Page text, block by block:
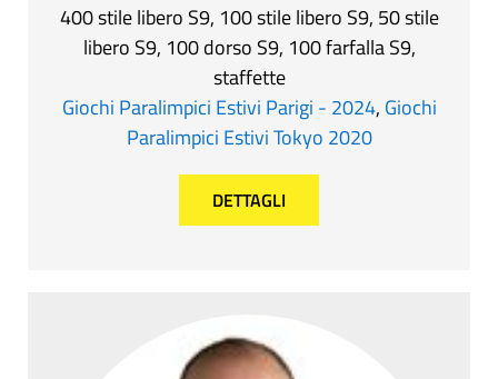
400 stile libero S9, 100 stile libero S9, 50 stile
libero S9, 100 dorso S9, 100 farfalla S9,
staffette
Giochi Paralimpici Estivi Parigi - 2024, Giochi
Paralimpici Estivi Tokyo 2020
DETTAGLI